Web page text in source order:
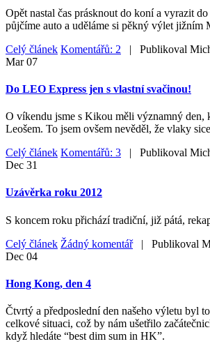
Opět nastal čas prásknout do koní a vyrazit
půjčíme auto a uděláme si pěkný výlet
Celý článek Komentářů: 2 | Publikoval
Mar07
Do LEO Express jen s vlastní svačinou!
O víkendu jsme s Kikou měli významný den,
Leošem. To jsem ovšem nevěděl, že vlaky
Celý článek Komentářů: 3 | Publikoval
Dec 31
Uzávěrka roku 2012
S koncem roku přichází tradiční, již pátá,
Celý článek Žádný komentář| Publikoval
Dec 04
Hong Kong, den 4
Čtvrtý a předposlední den našeho výletu byl
celkové situaci, což by nám ušetřilo
když hledáte “best dim sum in HK”.